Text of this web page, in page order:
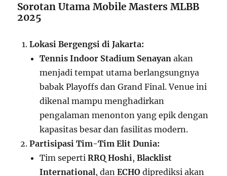
Sorotan Utama Mobile Masters MLBB
2025
Lokasi Bergengsi di Jakarta:
Tennis Indoor Stadium Senayan akan
menjadi tempat utama berlangsungnya
babak Playoffs dan Grand Final. Venue ini
dikenal mampu menghadirkan
pengalaman menonton yang epik dengan
kapasitas besar dan fasilitas modern.
Partisipasi Tim-Tim Elit Dunia:
Tim sepertiRRQ Hoshi,Blacklist
International, danECHO diprediksi akan